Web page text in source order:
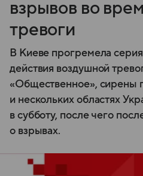
взрывов во
тревоги
В Киеве прогремела
действия воздушной
«Общественное», сирены
и нескольких областях
в субботу, после чего
о взрывах.